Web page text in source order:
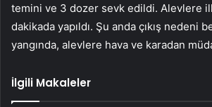
temini ve 3 dozer sevk edildi. Alevlere
dakikada yapıldı. Şu anda çıkış nedeni
yangında, alevlere hava ve karadan
İlgili Makaleler